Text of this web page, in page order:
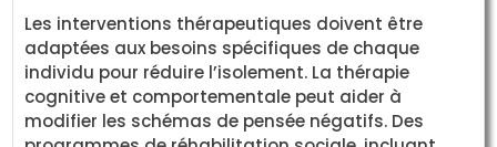
Les interventions thérapeutiques doivent être
adaptées aux besoins spécifiques de chaque
individu pour réduire l’isolement. La thérapie
cognitive et comportementale peut aider à
modifier les schémas de pensée négatifs. Des